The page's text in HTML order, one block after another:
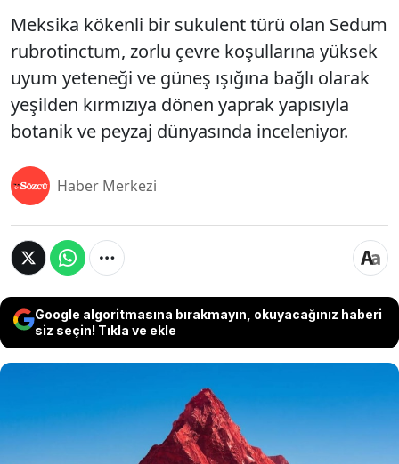
Meksika kökenli bir sukulent türü olan Sedum
rubrotinctum, zorlu çevre koşullarına yüksek
uyum yeteneği ve güneş ışığına bağlı olarak
yeşilden kırmızıya dönen yaprak yapısıyla
botanik ve peyzaj dünyasında inceleniyor.
Haber Merkezi
Google algoritmasına bırakmayın, okuyacağınız haberi
siz seçin! Tıkla ve ekle
Meksika kökenli bir sukulent türü olan Sedum
rubrotinctum, zorlu çevre koşullarına yüksek